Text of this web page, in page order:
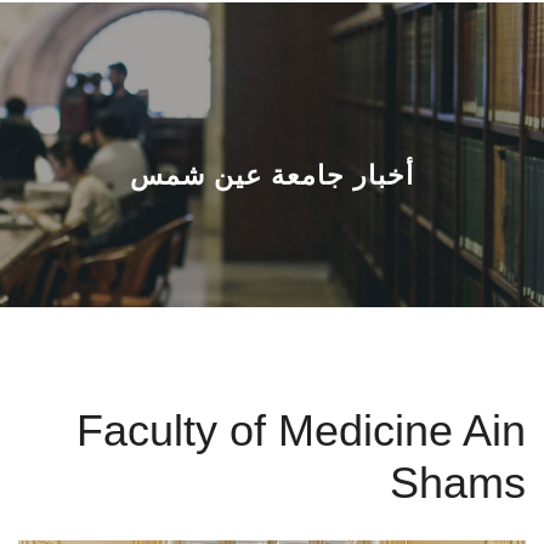
الرئيسيـة
عن الجامعة
القطاعـات
الشئون الأكاديمية
البحث العلمي
المراكز والوحدات
أخبار جامعة عين شمس
Faculty of Medicine Ain
Shams